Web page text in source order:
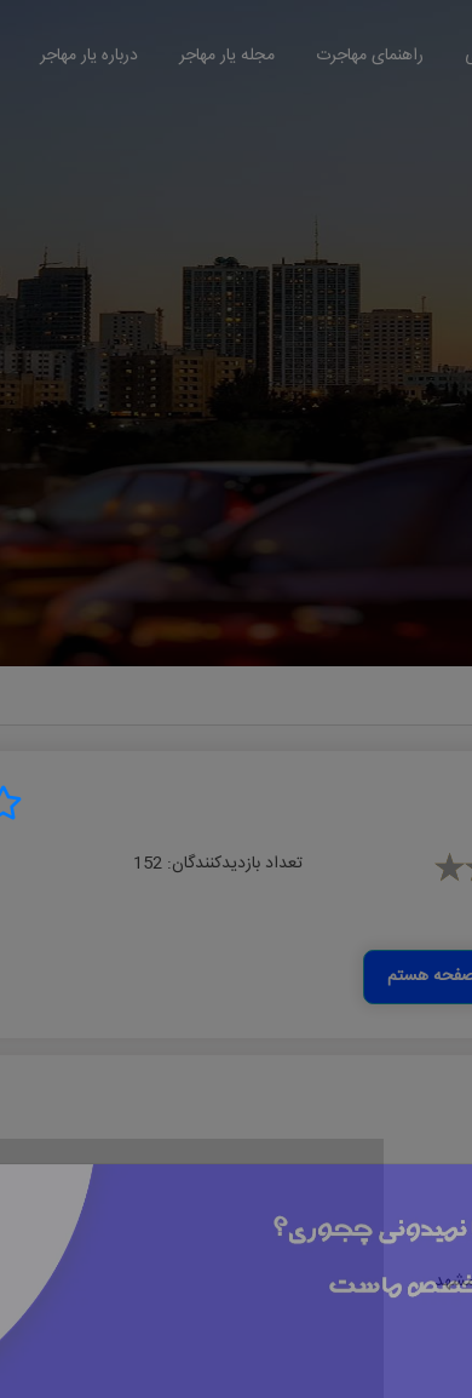
راهنمای مهاجرت مجله یار مهاجر درباره یار مهاجر
تعداد بازدیدکنندگان: 152
هستم